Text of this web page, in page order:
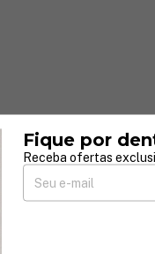
Fique por
Receba ofertas